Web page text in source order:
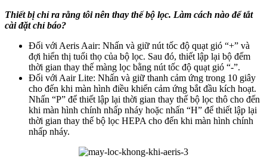
Thiết bị chỉ ra rằng tôi nên thay thế bộ lọc. Làm cách nào để tắt
cài đặt chỉ báo?
Đối với Aeris Aair: Nhấn và giữ nút tốc độ quạt gió “+” và
đợi hiển thị tuổi thọ của bộ lọc. Sau đó, thiết lập lại bộ đếm
thời gian thay thế màng lọc bằng nút tốc độ quạt gió “-”.
Đối với Aair Lite: Nhấn và giữ thanh cảm ứng trong 10 giây
cho đến khi màn hình điều khiển cảm ứng bắt đầu kích hoạt.
Nhấn “P” để thiết lập lại thời gian thay thế bộ lọc thô cho đến
khi màn hình chính nhấp nháy hoặc nhấn “H” để thiết lập lại
thời gian thay thế bộ lọc HEPA cho đến khi màn hình chính
nhấp nháy.